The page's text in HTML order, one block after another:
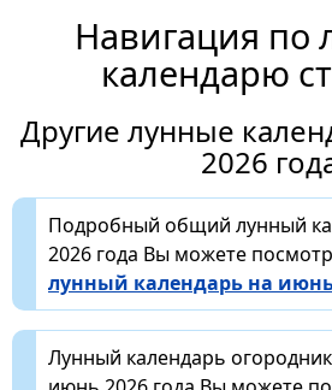
Навигация по
календарю
Другие лунные
2026
Подробный общий лунный
2026 года Вы можете
лунный календарь на июнь
Лунный календарь